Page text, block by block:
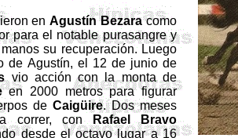
enAgustínBezaracomo
para el notable purasangre y
su recuperación. Luego
de Agustín, el 12 de junio de
vio acción con la monta de
en 2000 metrospara figurar
de Caigüire. Dos meses
a correr, conRafael Bravo
desde el octavo lugar a 16